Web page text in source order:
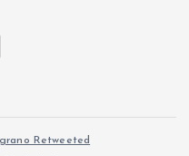
Retweeted